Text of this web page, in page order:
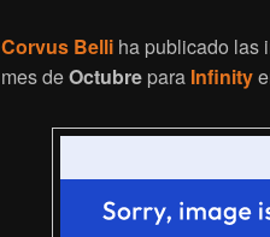
Corvus Belli ha publicado las
mes deOctubre para Infinity